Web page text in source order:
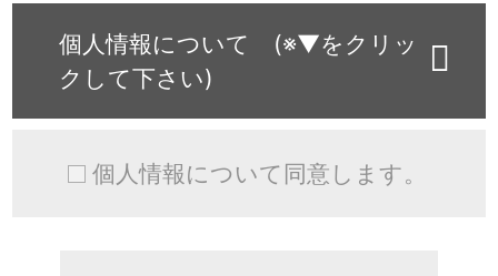
個人情報について (※▼をクリッ
クして下さい)
個人情報について同意します。